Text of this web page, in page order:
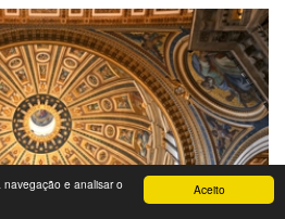
Aceito
navegação e analisar o